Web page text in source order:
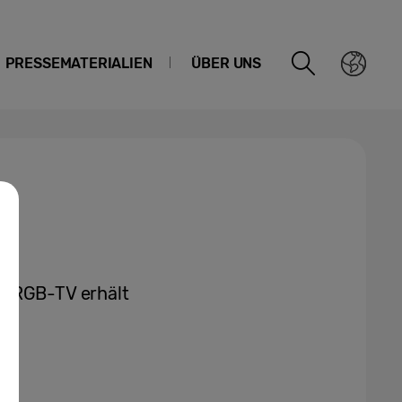
PRESSEMATERIALIEN ÜBER UNS
RGB-TV erhält